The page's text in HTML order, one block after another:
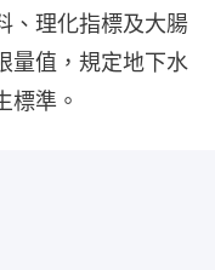
、理化指標及大腸
量值，規定地下水
標準。